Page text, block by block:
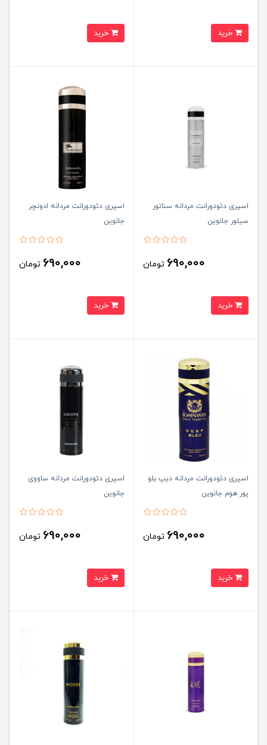
اسپری دئودورانت مردانه سناتور
سیلور جانوین
690,000 تومان
اسپری دئودورانت مردانه ادونچر
جانوین
690,000 تومان
اسپری دئودورانت مردانه دیپ بلو
پور هوم جانوین
690,000 تومان
اسپری دئودورانت مردانه ساووی
جانوین
690,000 تومان